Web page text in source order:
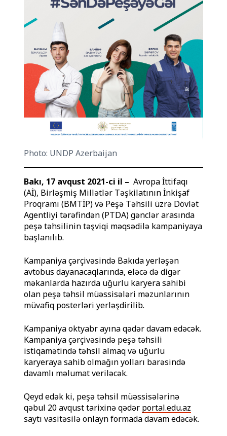
Photo: UNDP Azerbaijan
Bakı, 17 avqust 2021-ci il – Avropa İttifaqı
(Aİ), Birləşmiş Millətlər Təşkilatının İnkişaf
Proqramı (BMTİP) və Peşə Təhsili üzrə Dövlət
Agentliyi tərəfindən (PTDA) gənclər arasında
peşə təhsilinin təşviqi məqsədilə kampaniyaya
başlanılıb.
Kampaniya çərçivəsində Bakıda yerləşən
avtobus dayanacaqlarında, eləcə də digər
məkanlarda hazırda uğurlu karyera sahibi
olan peşə təhsil müəssisələri məzunlarının
müvafiq posterləri yerləşdirilib.
Kampaniya oktyabr ayına qədər davam edəcək.
Kampaniya çərçivəsində peşə təhsili
istiqamətində təhsil almaq və uğurlu
karyeraya sahib olmağın yolları barəsində
davamlı məlumat veriləcək.
Qeyd edək ki, peşə təhsil müəssisələrinə
qəbul 20 avqust tarixinə qədər portal.edu.az
saytı vasitəsilə onlayn formada davam edəcək.